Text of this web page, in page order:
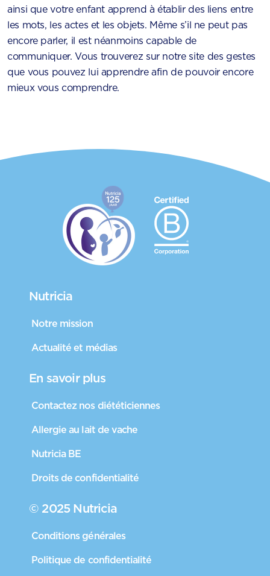
ainsi que votre enfant apprend à établir des liens entre
les mots, les actes et les objets. Même s’il ne peut pas
encore parler, il est néanmoins capable de
communiquer. Vous trouverez sur notre site des gestes
que vous pouvez lui apprendre afin de pouvoir encore
mieux vous comprendre.
Nutricia
Notre mission
Actualité et médias
En savoir plus
Contactez nos diététiciennes
Allergie au lait de vache
Nutricia BE
Droits de confidentialité
© 2025 Nutricia
Conditions générales
Politique de confidentialité